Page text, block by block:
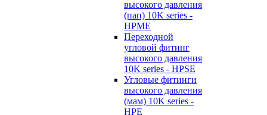
высокого давления
(пап) 10K series -
HPME
Переходной
угловой фитинг
высокого давления
10K series - HPSE
Угловые фитинги
высокого давления
(мам) 10K series -
HPE